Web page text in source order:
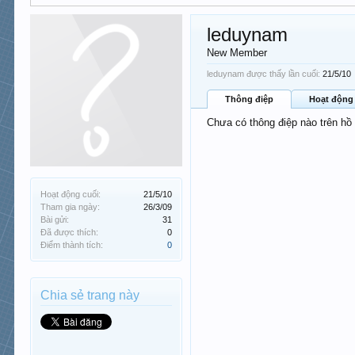
Hoạt động cuối:
21/5/10
Tham gia ngày:
26/3/09
Bài gửi:
31
Đã được thích:
0
Điểm thành tích:
0
Chia sẻ trang này
leduynam
New Member
leduynam được thấy lần cuối: 21/5/10
Thông điệp Hoạt
Chưa có thông điệp nào trên